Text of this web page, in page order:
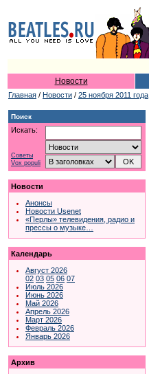
Новости
Главная / Новости / 25 ноября 2011 года
Поиск
Искать:
Советы
Vox populi
Новости
Анонсы
Новости Usenet
«Перлы» телевидения, радио и
прессы о музыке…
Календарь
Август 2026
02 03 05 06 07
Июль 2026
Июнь 2026
Май 2026
Апрель 2026
Март 2026
Февраль 2026
Январь 2026
Архив